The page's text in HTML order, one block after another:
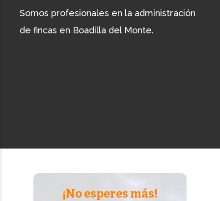
Somos profesionales en la administración
de fincas en Boadilla del Monte.
¡No esperes más!